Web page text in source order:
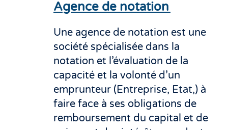
Agence de notation
Une agence de notation est une
société spécialisée dans la
notation et l’évaluation de la
capacité et la volonté d’un
emprunteur (Entreprise, Etat,) à
faire face à ses obligations de
remboursement du capital et de